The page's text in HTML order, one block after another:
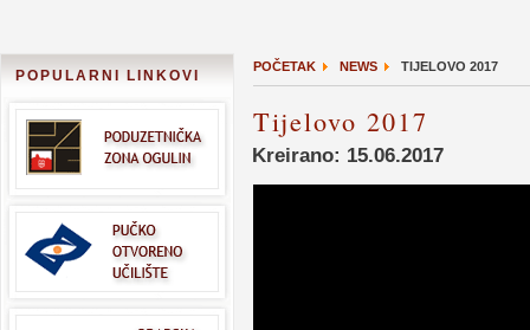
POPULARNI LINKOVI
POČETAK NEWS TIJELOVO 2017
Tijelovo 2017
Kreirano: 15.06.2017